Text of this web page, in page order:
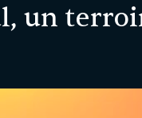
un